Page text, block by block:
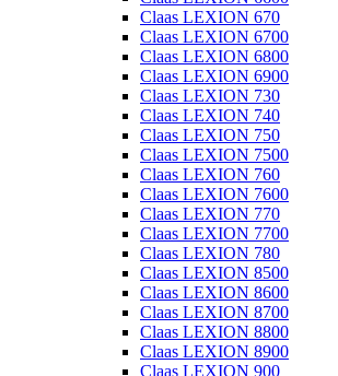
Claas LEXION 670
Claas LEXION 6700
Claas LEXION 6800
Claas LEXION 6900
Claas LEXION 730
Claas LEXION 740
Claas LEXION 750
Claas LEXION 7500
Claas LEXION 760
Claas LEXION 7600
Claas LEXION 770
Claas LEXION 7700
Claas LEXION 780
Claas LEXION 8500
Claas LEXION 8600
Claas LEXION 8700
Claas LEXION 8800
Claas LEXION 8900
Claas LEXION 900